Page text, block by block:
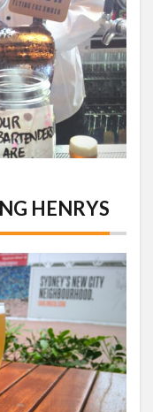
HENRYS